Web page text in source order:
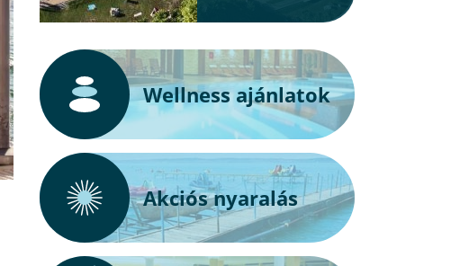
Wellness ajánlatok
Akciós nyaralás